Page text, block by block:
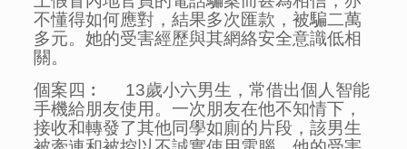
不懂得如何應對，結果多次匯款，被騙二萬
多元。她的受害經歷與其網絡安全意識低相
關。
個案四︰ 13歲小六男生，常借出個人智能
手機給朋友使用。一次朋友在他不知情下，
接收和轉發了其他同學如廁的片段，該男生